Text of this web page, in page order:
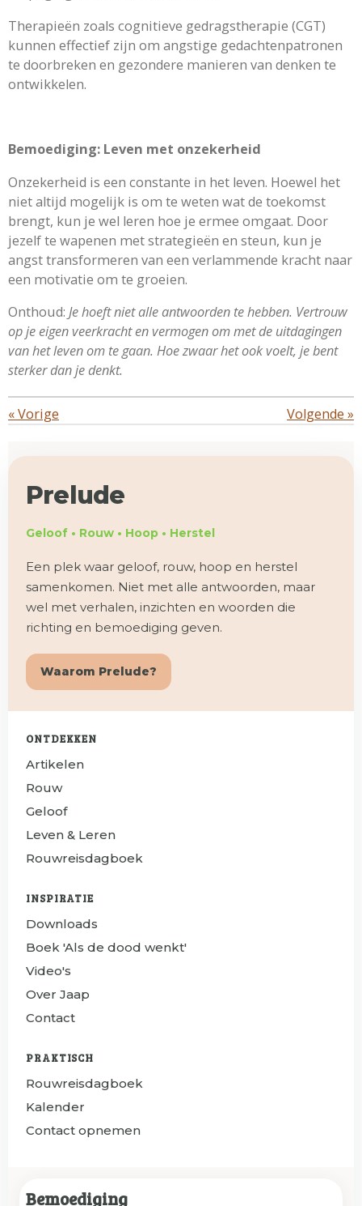
Therapieën zoals cognitieve gedragstherapie (CGT)
kunnen effectief zijn om angstige gedachtenpatronen
te doorbreken en gezondere manieren van denken te
ontwikkelen.
Bemoediging: Leven met onzekerheid
Onzekerheid is een constante in het leven. Hoewel het
niet altijd mogelijk is om te weten wat de toekomst
brengt, kun je wel leren hoe je ermee omgaat. Door
jezelf te wapenen met strategieën en steun, kun je
angst transformeren van een verlammende kracht naar
een motivatie om te groeien.
Onthoud: Je hoeft niet alle antwoorden te hebben. Vertrouw
op je eigen veerkracht en vermogen om met de uitdagingen
van het leven om te gaan. Hoe zwaar het ook voelt, je bent
sterker dan je denkt.
«Vorige Volgende »
Prelude
Geloof • Rouw • Hoop • Herstel
Een plek waar geloof, rouw, hoop en herstel
samenkomen. Niet met alle antwoorden, maar
wel met verhalen, inzichten en woorden die
richting en bemoediging geven.
Waarom Prelude?
ONTDEKKEN
Artikelen
Rouw
Geloof
Leven & Leren
Rouwreisdagboek
INSPIRATIE
Downloads
Boek 'Als de dood wenkt'
Video's
Over Jaap
Contact
PRAKTISCH
Rouwreisdagboek
Kalender
Contact opnemen
Bemoediging